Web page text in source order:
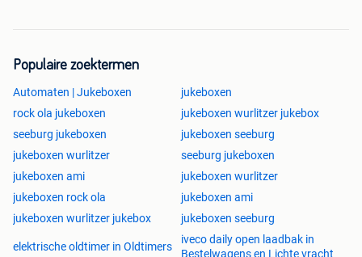
Populaire zoektermen
Automaten | Jukeboxen
jukeboxen
rock ola jukeboxen
jukeboxen wurlitzer jukebox
seeburg jukeboxen
jukeboxen seeburg
jukeboxen wurlitzer
seeburg jukeboxen
jukeboxen ami
jukeboxen wurlitzer
jukeboxen rock ola
jukeboxen ami
jukeboxen wurlitzer jukebox
jukeboxen seeburg
elektrische oldtimer in Oldtimers
iveco daily open laadbak in
Bestelwagens en Lichte vracht